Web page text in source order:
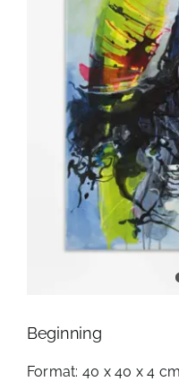
Beginning
Format: 40 x 40 x 4